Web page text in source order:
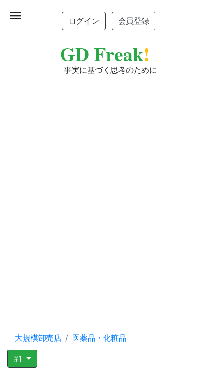
ログイン 会員登録
GD Freak!
事実に基づく思考のために
menu
大規模卸売店 医薬品・化粧品
#1